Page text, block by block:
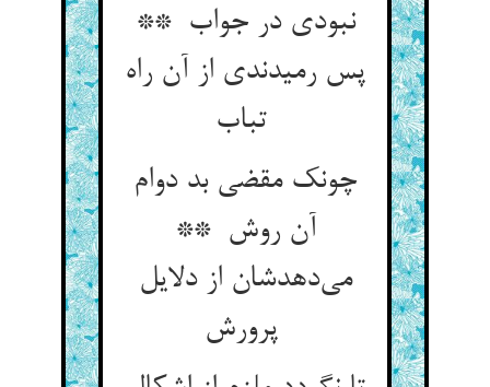
نبودی در جواب **
پس رمیدندی از آن راه
تباب
چونک مقضی بد دوام
آن روش **
می‌دهدشان از دلایل
پرورش